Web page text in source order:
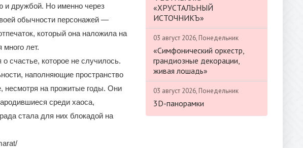
и дружбой. Но именно через
обычности персонажей —
который она наложила на
много лет.
счастье, которое не случилось.
наполняющие пространство
несмотря на прожитые годы. Они
среди хаоса,
стала для них блокадой на
«ХРУСТАЛЬНЫЙ
ИСТОЧНИКЪ»
03 август 2026, Понедельник
«Симфонический оркестр,
грандиозные декорации,
живая лошадь»
03 август 2026, Понедельник
3D-панорамки